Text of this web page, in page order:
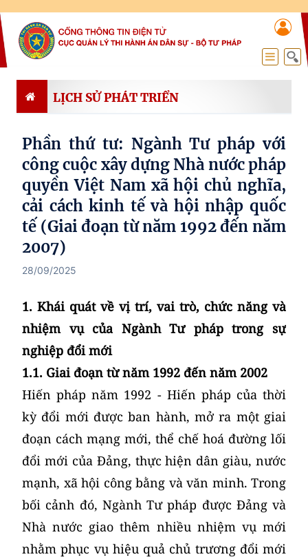
LỊCH SỬ PHÁT TRIỂN
Phần thứ tư: Ngành Tư pháp với
công cuộc xây dựng Nhà nước pháp
quyền Việt Nam xã hội chủ nghĩa,
cải cách kinh tế và hội nhập quốc
tế (Giai đoạn từ năm 1992 đến năm
2007)
28/09/2025
1. Khái quát về vị trí, vai trò, chức năng và
nhiệm vụ của Ngành Tư pháp trong sự
nghiệp đổi mới
1.1. Giai đoạn từ năm 1992 đến năm 2002
Hiến pháp năm 1992 - Hiến pháp của thời
kỳ đổi mới được ban hành, mở ra một giai
đoạn cách mạng mới, thể chế hoá đường lối
đổi mới của Đảng, thực hiện dân giàu, nước
mạnh, xã hội công bằng và văn minh. Trong
bối cảnh đó, Ngành Tư pháp được Đảng và
Nhà nước giao thêm nhiều nhiệm vụ mới
nhằm phục vụ hiệu quả chủ trương đổi mới